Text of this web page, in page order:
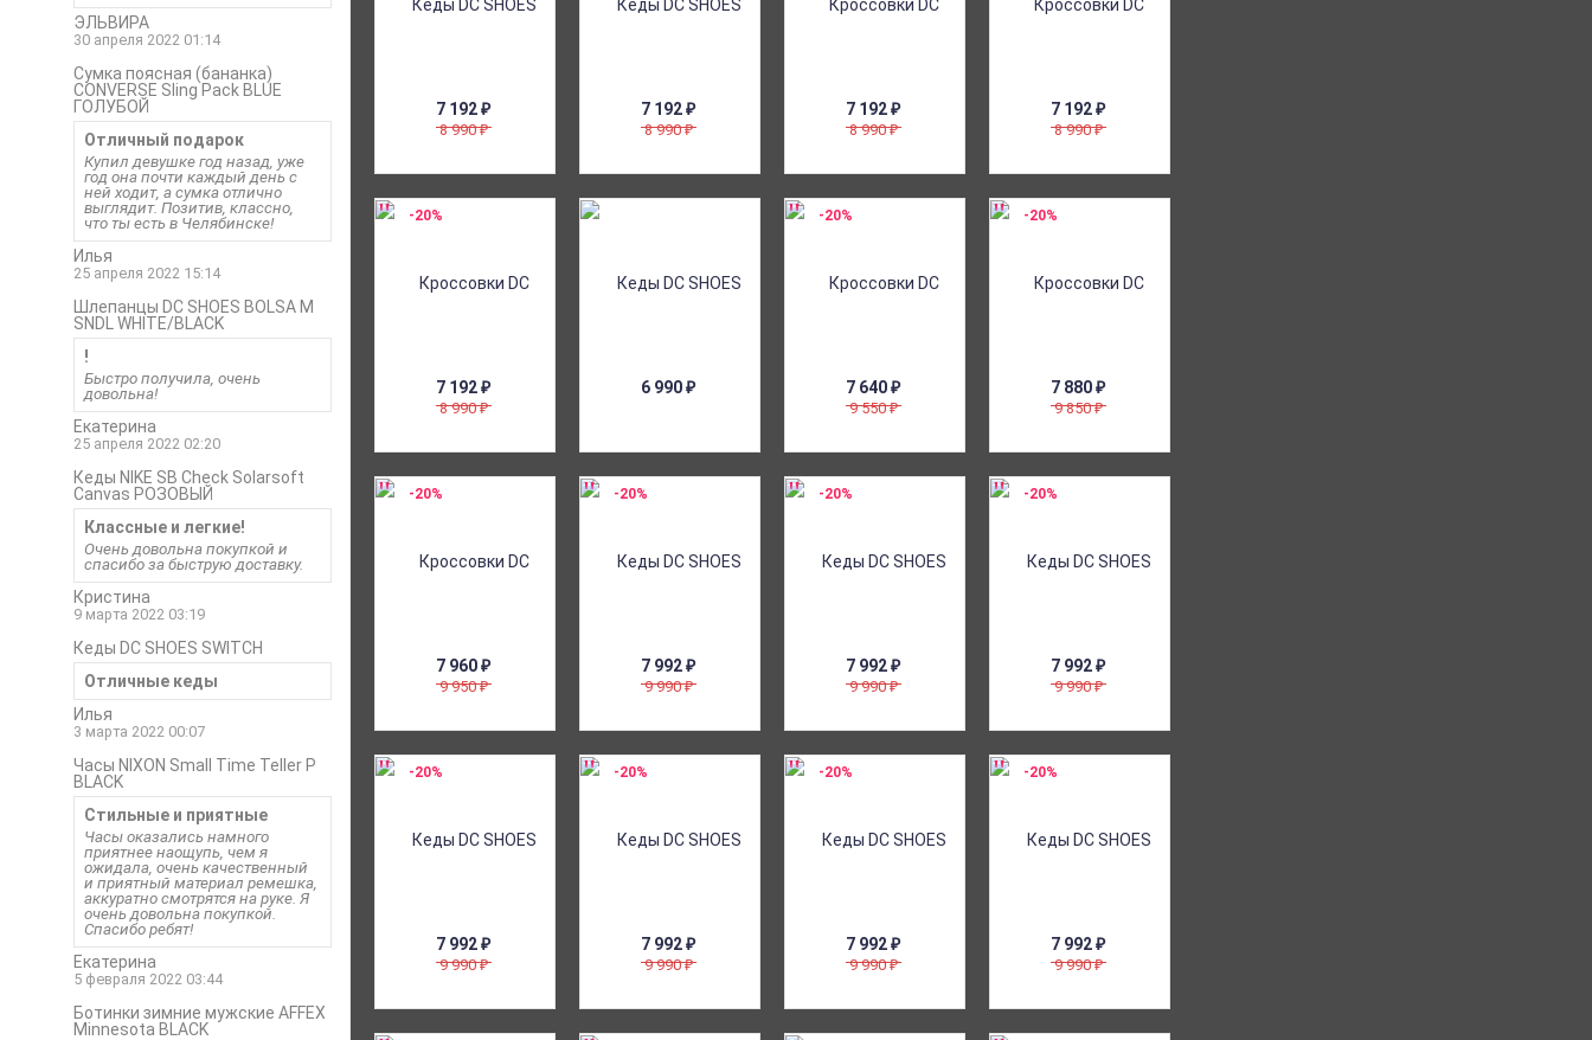
ЭЛЬВИРА
30 апреля 2022 01:14
Сумка поясная (бананка)
CONVERSE Sling Pack BLUE
ГОЛУБОЙ
Отличный подарок
Купил девушке год назад, уже
год она почти каждый день с
ней ходит, а сумка отлично
выглядит. Позитив, классно,
что ты есть в Челябинске!
Илья
25 апреля 2022 15:14
Шлепанцы DC SHOES BOLSA M
SNDL WHITE/BLACK
!
Быстро получила, очень
довольна!
Екатерина
25 апреля 2022 02:20
Кеды NIKE SB Check Solarsoft
Canvas РОЗОВЫЙ
Классные и легкие!
Очень довольна покупкой и
спасибо за быструю доставку.
Кристина
9 марта 2022 03:19
Кеды DC SHOES SWITCH
Отличные кеды
Илья
3 марта 2022 00:07
Часы NIXON Small Time Teller P
BLACK
Стильные и приятные
Часы оказались намного
приятнее наощупь, чем я
ожидала, очень качественный
и приятный материал ремешка,
аккуратно смотрятся на руке. Я
очень довольна покупкой.
Спасибо ребят!
Екатерина
5 февраля 2022 03:44
Ботинки зимние мужские AFFEX
Minnesota BLACK
7 192₽
8 990₽
7 192₽
8 990₽
7 192₽
8 990₽
7 192₽
8 990₽
7 192₽
8 990₽
-20%
6 990₽ 7 640₽
9 550₽
-20%
7 880₽
9 850₽
-20%
7 960₽
9 950₽
-20%
7 992₽
9 990₽
-20%
7 992₽
9 990₽
-20%
7 992₽
9 990₽
-20%
7 992₽
9 990₽
-20%
7 992₽
9 990₽
-20%
7 992₽
9 990₽
-20%
7 992₽
9 990₽
-20%